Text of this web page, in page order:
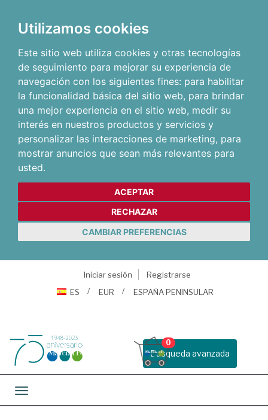
Utilizamos cookies
Este sitio web utiliza cookies y otras tecnologías
de seguimiento para mejorar su experiencia de
navegación con los siguientes fines: para habilitar
la funcionalidad básica del sitio web, para brindar
una mejor experiencia en el sitio web, medir su
interés en nuestros productos y servicios y
personalizar las interacciones de marketing, para
mostrar anuncios que sean más relevantes para
usted.
ACEPTAR
RECHAZAR
CAMBIAR PREFERENCIAS
Iniciar sesión
Registrarse
ES
EUR ESPAÑA PENINSULAR
Busqueda avanzada
0
Toggle navigation